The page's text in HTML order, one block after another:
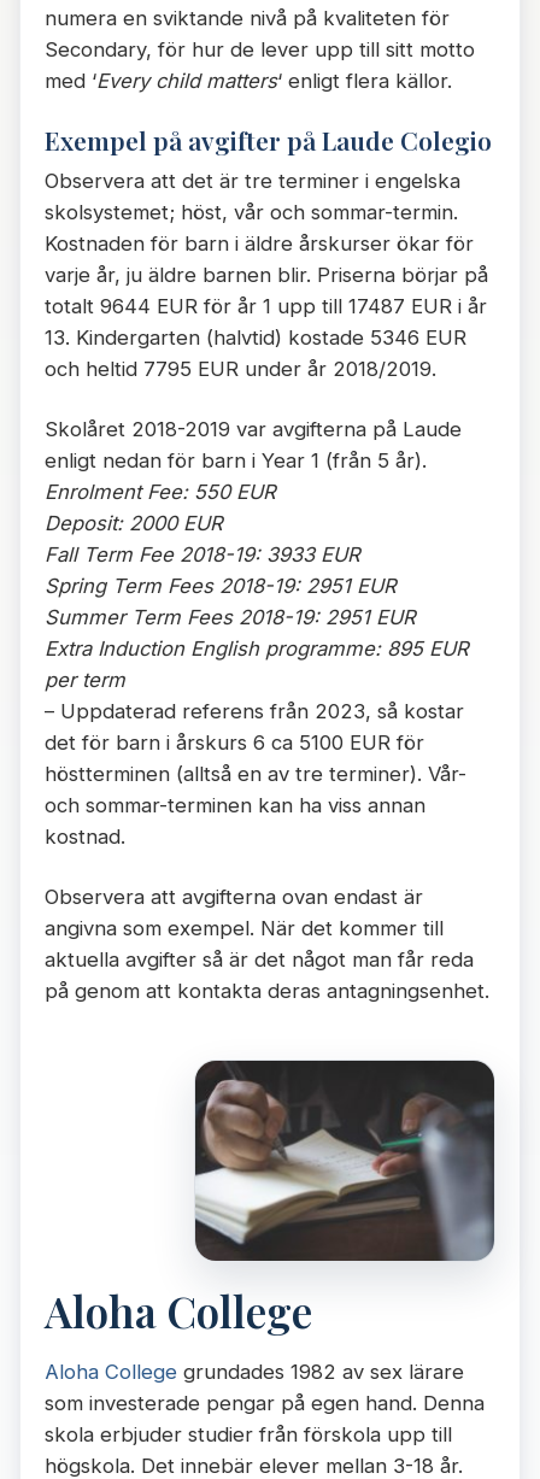
numera en sviktande nivå på kvaliteten för
Secondary, för hur de lever upp till sitt motto
med ‘Every child matters‘ enligt flera källor.
Exempel på avgifter på Laude Colegio
Observera att det är tre terminer i engelska
skolsystemet; höst, vår och sommar-termin.
Kostnaden för barn i äldre årskurser ökar för
varje år, ju äldre barnen blir. Priserna börjar på
totalt 9644 EUR för år 1 upp till 17487 EUR i år
13. Kindergarten (halvtid) kostade 5346 EUR
och heltid 7795 EUR under år 2018/2019.
Skolåret 2018-2019 var avgifterna på Laude
enligt nedan för barn i Year 1 (från 5 år).
Enrolment Fee: 550 EUR
Deposit: 2000 EUR
Fall Term Fee 2018-19: 3933 EUR
Spring Term Fees 2018-19: 2951 EUR
Summer Term Fees 2018-19: 2951 EUR
Extra Induction English programme: 895 EUR
per term
– Uppdaterad referens från 2023, så kostar
det för barn i årskurs 6 ca 5100 EUR för
höstterminen (alltså en av tre terminer). Vår-
och sommar-terminen kan ha viss annan
kostnad.
Observera att avgifterna ovan endast är
angivna som exempel. När det kommer till
aktuella avgifter så är det något man får reda
på genom att kontakta deras antagningsenhet.
Aloha College
Aloha College grundades 1982 av sex lärare
som investerade pengar på egen hand. Denna
skola erbjuder studier från förskola upp till
högskola. Det innebär elever mellan 3-18 år.